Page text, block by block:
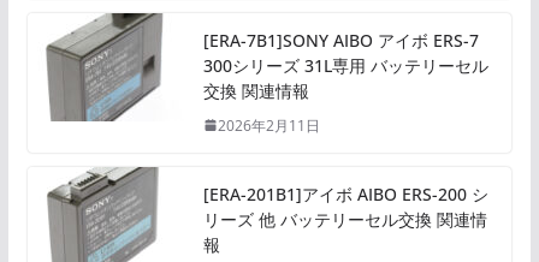
[ERA-7B1]SONY AIBO アイボ ERS-7
300シリーズ 31L専用 バッテリーセル
交換 関連情報
2026年2月11日
[ERA-201B1]アイボ AIBO ERS-200 シ
リーズ 他 バッテリーセル交換 関連情
報